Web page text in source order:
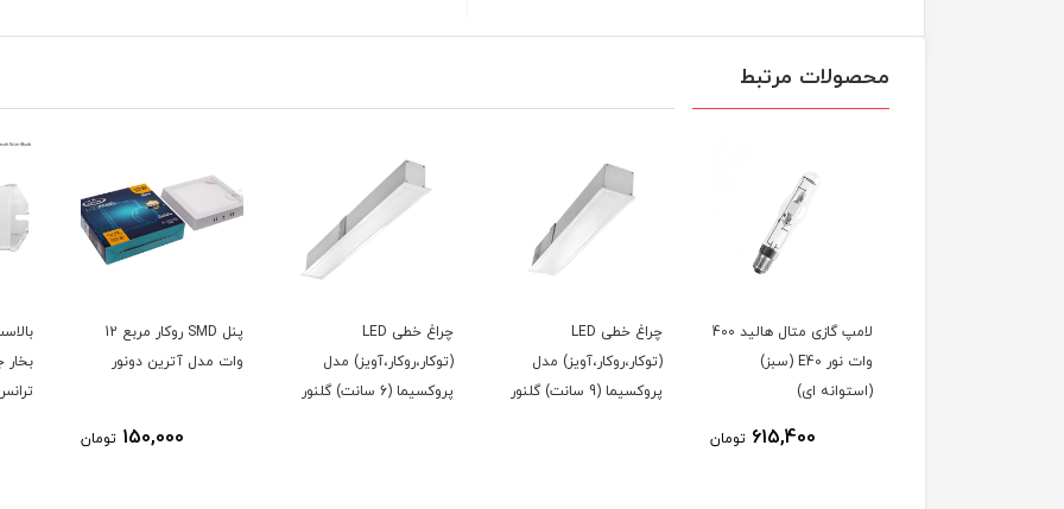
محصولات مرتبط
لامپ گازی متال هالید 400
وات نور E40 (سبز)
(استوانه ای)
615,400 تومان
چراغ خطی LED
(توکار،روکار،آویز) مدل
پروکسیما (9 سانت) گلنور
چراغ خطی LED
(توکار،روکار،آویز) مدل
پروکسیما (6 سانت) گلنور
پنل SMD روکار مربع 12
وات مدل آترین دونور
150,000 تومان